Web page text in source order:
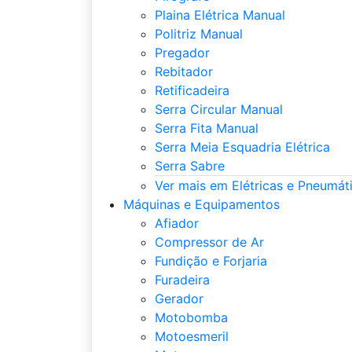
Plaina Elétrica Manual
Politriz Manual
Pregador
Rebitador
Retificadeira
Serra Circular Manual
Serra Fita Manual
Serra Meia Esquadria Elétrica
Serra Sabre
Ver mais em Elétricas e
Máquinas e Equipamentos
Afiador
Compressor de Ar
Fundição e Forjaria
Furadeira
Gerador
Motobomba
Motoesmeril